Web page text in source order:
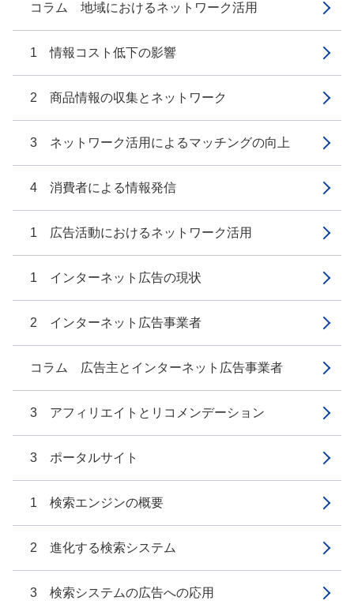
コラム 地域におけるネットワーク活用
1 情報コスト低下の影響
2 商品情報の収集とネットワーク
3 ネットワーク活用によるマッチングの向上
4 消費者による情報発信
1 広告活動におけるネットワーク活用
1 インターネット広告の現状
2 インターネット広告事業者
コラム 広告主とインターネット広告事業者
3 アフィリエイトとリコメンデーション
3 ポータルサイト
1 検索エンジンの概要
2 進化する検索システム
3 検索システムの広告への応用